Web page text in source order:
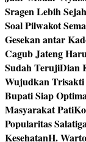
Sragen Lebih
Soal Pilwakot
Gesekan antar
Cagub Jateng
Sudah TerujiDian
Wujudkan
Bupati Siap
Masyarakat Pati
Popularitas
KesehatanH.